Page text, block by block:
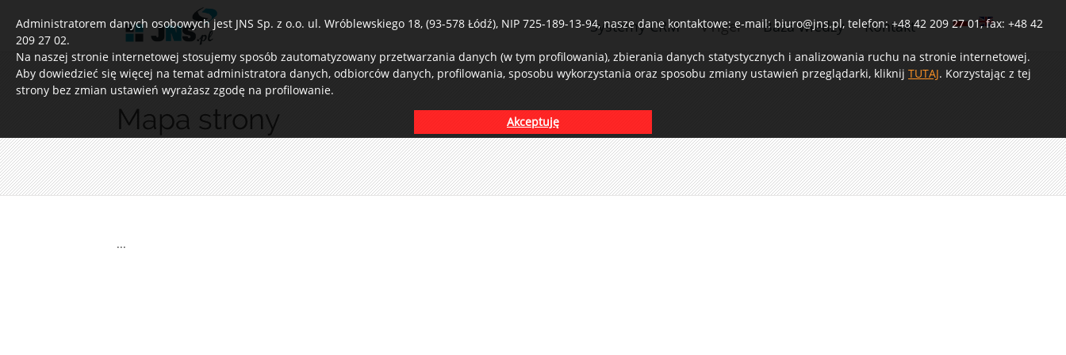
Administratorem danych osobowych jest JNS Sp. z o.o. ul. Wróblewskiego 18, (93-578 Łódź), NIP 725-189-13-94, nasze dane kontaktowe: e-mail: biuro@jns.pl, telefon: +48 42 209 27 01, fax: +48 42
209 27 02.
Na naszej stronie internetowej stosujemy sposób zautomatyzowany przetwarzania danych (w tym profilowania), zbierania danych statystycznych i analizowania ruchu na stronie internetowej.
Aby dowiedzieć się więcej na temat administratora danych, odbiorców danych, profilowania, sposobu wykorzystania oraz sposobu zmiany ustawień przeglądarki, kliknij TUTAJ. Korzystając z tej
strony bez zmian ustawień wyrażasz zgodę na profilowanie.
Akceptuję
Systemy CRM VTiger Baza wiedzy Kontakt
Mapa strony
...